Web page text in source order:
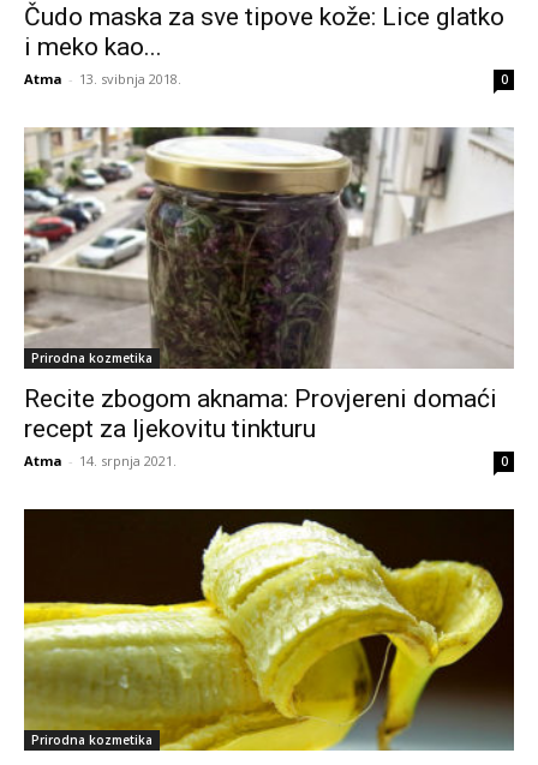
Čudo maska za sve tipove kože: Lice glatko
i meko kao...
Atma - 13. svibnja 2018. 0
Prirodna kozmetika
Recite zbogom aknama: Provjereni domaći
recept za ljekovitu tinkturu
Atma - 14. srpnja 2021. 0
Prirodna kozmetika